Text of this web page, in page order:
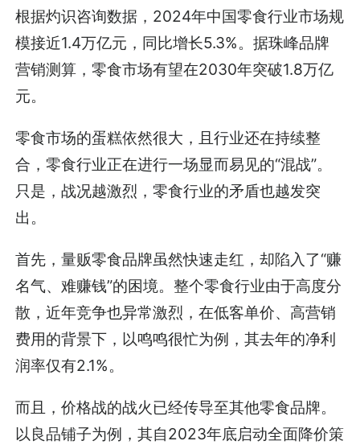
根据灼识咨询数据，2024年中国零食行业市场规
模接近1.4万亿元，同比增长5.3%。据珠峰品牌
营销测算，零食市场有望在2030年突破1.8万亿
元。
零食市场的蛋糕依然很大，且行业还在持续整
合，零食行业正在进行一场显而易见的“混战”。
只是，战况越激烈，零食行业的矛盾也越发突
出。
首先，量贩零食品牌虽然快速走红，却陷入了“赚
名气、难赚钱”的困境。整个零食行业由于高度分
散，近年竞争也异常激烈，在低客单价、高营销
费用的背景下，以鸣鸣很忙为例，其去年的净利
润率仅有2.1%。
而且，价格战的战火已经传导至其他零食品牌。
以良品铺子为例，其自2023年底启动全面降价策